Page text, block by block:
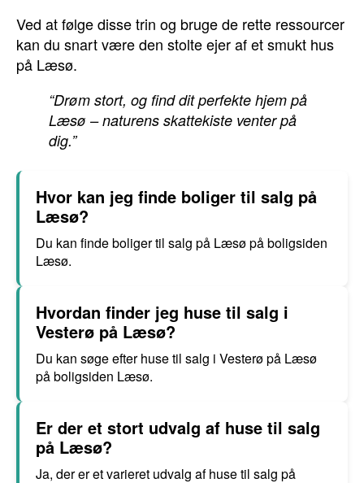
Ved at følge disse trin og bruge de rette ressourcer
kan du snart være den stolte ejer af et smukt hus
på Læsø.
“Drøm stort, og find dit perfekte hjem på
Læsø – naturens skattekiste venter på
dig.”
Hvor kan jeg finde boliger til salg på
Læsø?
Du kan finde boliger til salg på Læsø på boligsiden
Læsø.
Hvordan finder jeg huse til salg i
Vesterø på Læsø?
Du kan søge efter huse til salg i Vesterø på Læsø
på boligsiden Læsø.
Er der et stort udvalg af huse til salg
på Læsø?
Ja, der er et varieret udvalg af huse til salg på